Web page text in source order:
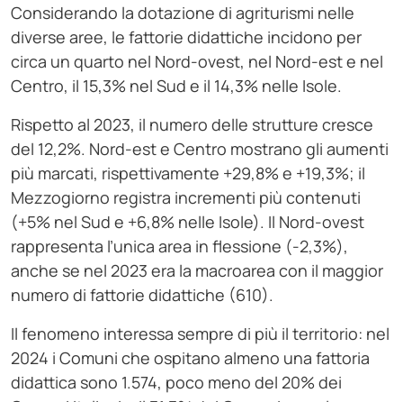
Considerando la dotazione di agriturismi nelle
diverse aree, le fattorie didattiche incidono per
circa un quarto nel Nord-ovest, nel Nord-est e nel
Centro, il 15,3% nel Sud e il 14,3% nelle Isole.
Rispetto al 2023, il numero delle strutture cresce
del 12,2%. Nord-est e Centro mostrano gli aumenti
più marcati, rispettivamente +29,8% e +19,3%; il
Mezzogiorno registra incrementi più contenuti
(+5% nel Sud e +6,8% nelle Isole). Il Nord-ovest
rappresenta l’unica area in flessione (-2,3%),
anche se nel 2023 era la macroarea con il maggior
numero di fattorie didattiche (610).
Il fenomeno interessa sempre di più il territorio: nel
2024 i Comuni che ospitano almeno una fattoria
didattica sono 1.574, poco meno del 20% dei